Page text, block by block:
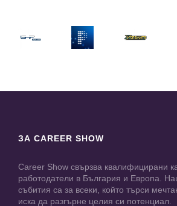
ЗА CAREER SHOW
Career Show свързва квалифицирани
работодатели в България и Европа.
събития са за всеки, който търси
иска да разгърне целия си потенциал.